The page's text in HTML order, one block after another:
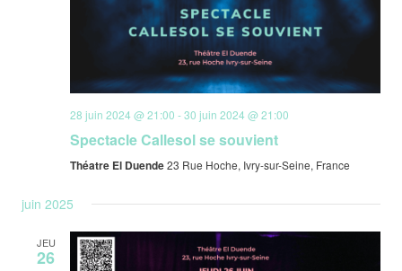
28 juin 2024 @ 21:00 -30 juin 2024 @ 21:00
Spectacle Callesol se souvient
Théatre El Duende23 Rue Hoche, Ivry-sur-Seine, France
juin 2025
JEU
26